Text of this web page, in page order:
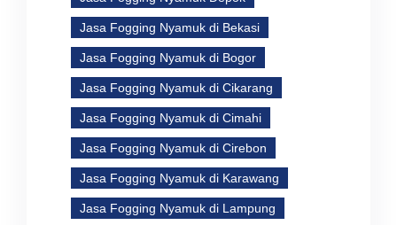
Jasa Fogging Nyamuk di Bekasi
Jasa Fogging Nyamuk di Bogor
Jasa Fogging Nyamuk di Cikarang
Jasa Fogging Nyamuk di Cimahi
Jasa Fogging Nyamuk di Cirebon
Jasa Fogging Nyamuk di Karawang
Jasa Fogging Nyamuk di Lampung